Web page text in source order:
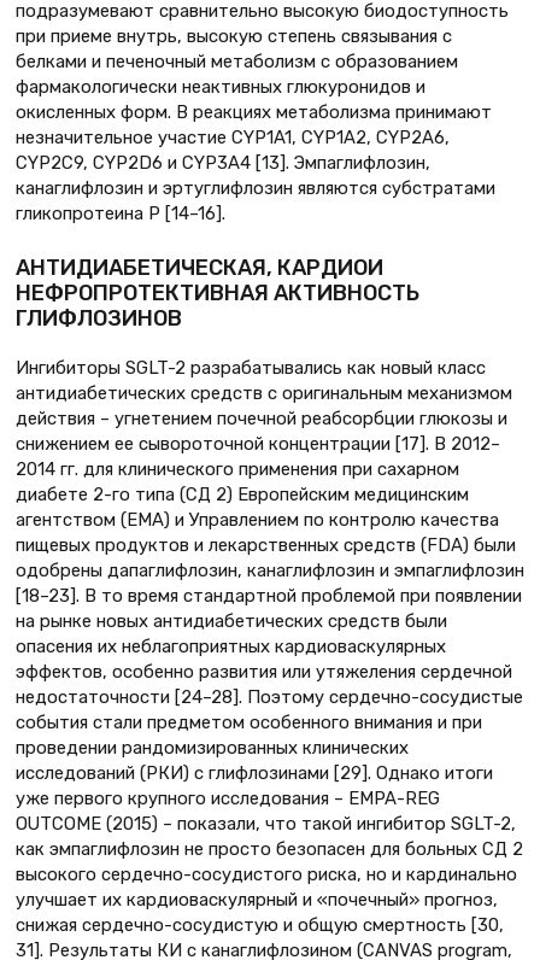
подразумевают сравнительно высокую биодоступность
при приеме внутрь, высокую степень связывания с
белками и печеночный метаболизм с образованием
фармакологически неактивных глюкуронидов и
окисленных форм. В реакциях метаболизма принимают
незначительное участие CYP1A1, CYP1A2, CYP2A6,
CYP2C9, CYP2D6 и CYP3A4 [13]. Эмпаглифлозин,
канаглифлозин и эртуглифлозин являются субстратами
гликопротеина P [14–16].
АНТИДИАБЕТИЧЕСКАЯ, КАРДИОИ
НЕФРОПРОТЕКТИВНАЯ АКТИВНОСТЬ
ГЛИФЛОЗИНОВ
Ингибиторы SGLT-2 разрабатывались как новый класс
антидиабетических средств с оригинальным механизмом
действия – угнетением почечной реабсорбции глюкозы и
снижением ее сывороточной концентрации [17]. В 2012–
2014 гг. для клинического применения при сахарном
диабете 2-го типа (СД 2) Европейским медицинским
агентством (EMA) и Управлением по контролю качества
пищевых продуктов и лекарственных средств (FDA) были
одобрены дапаглифлозин, канаглифлозин и эмпаглифлозин
[18–23]. В то время стандартной проблемой при появлении
на рынке новых антидиабетических средств были
опасения их неблагоприятных кардиоваскулярных
эффектов, особенно развития или утяжеления сердечной
недостаточности [24–28]. Поэтому сердечно-сосудистые
события стали предметом особенного внимания и при
проведении рандомизированных клинических
исследований (РКИ) с глифлозинами [29]. Однако итоги
уже первого крупного исследования – EMPA-REG
OUTCOME (2015) – показали, что такой ингибитор SGLT-2,
как эмпаглифлозин не просто безопасен для больных СД 2
высокого сердечно-сосудистого риска, но и кардинально
улучшает их кардиоваскулярный и «почечный» прогноз,
снижая сердечно-сосудистую и общую смертность [30,
31]. Результаты КИ с канаглифлозином (CANVAS program,